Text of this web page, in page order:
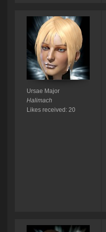
Ursae Major
Halimach
Likes received: 20